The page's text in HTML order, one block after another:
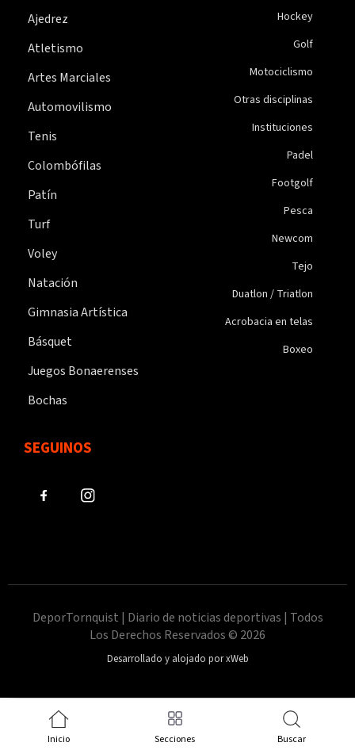
Ajedrez
Atletismo
Artes Marciales
Automovilismo
Tenis
Colombófilas
Patín
Turf
Voley
Natación
Gimnasia Artística
Básquet
Juegos Bonaerenses
Bochas
Hockey
Golf
Motociclismo
Otras disciplinas
Instituciones
Padel
Footgolf
Pesca
Newcom
Tejo
Duatlon / Triatlon
Acrobacia en telas
Boxeo
SEGUINOS
DeporTornquist | Diario de noticias deportivas | Todos
Los Derechos Reservados © 2026
Desarrollado y alojado por xWeb
Inicio Secciones Buscar